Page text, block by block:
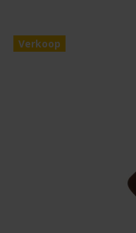
Verkoop